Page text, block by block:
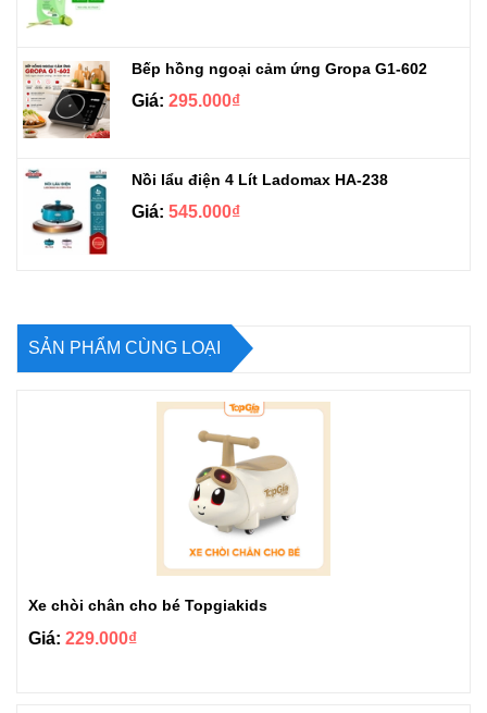
Bếp hồng ngoại cảm ứng Gropa G1-602
Giá: 295.000₫
Nồi lẩu điện 4 Lít Ladomax HA-238
Giá: 545.000₫
SẢN PHẨM CÙNG LOẠI
Xe chòi chân cho bé Topgiakids
Giá: 229.000₫